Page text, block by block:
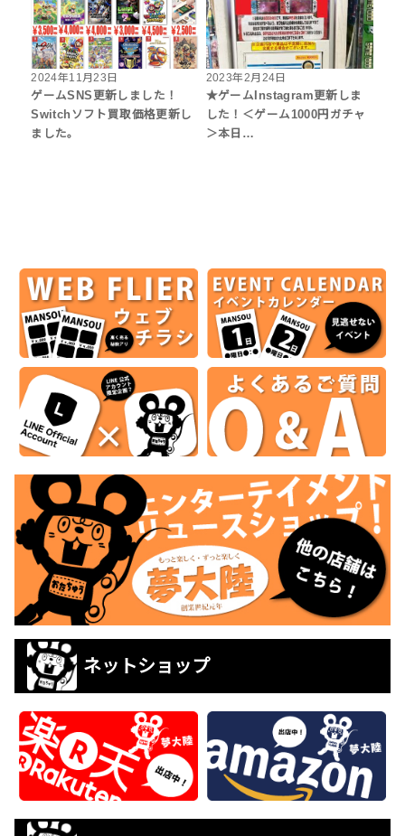
2024年11月23日
ゲームSNS更新しました！
Switchソフト買取価格更新し
ました。
2023年2月24日
★ゲームInstagram更新しま
した！＜ゲーム1000円ガチャ
＞本日…
ネットショップ